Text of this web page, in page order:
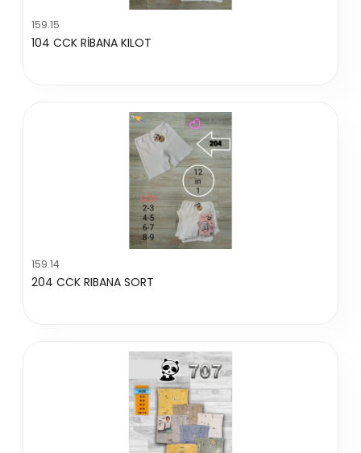
159.15
104 CCK RİBANA KILOT
159.14
204 CCK RIBANA SORT